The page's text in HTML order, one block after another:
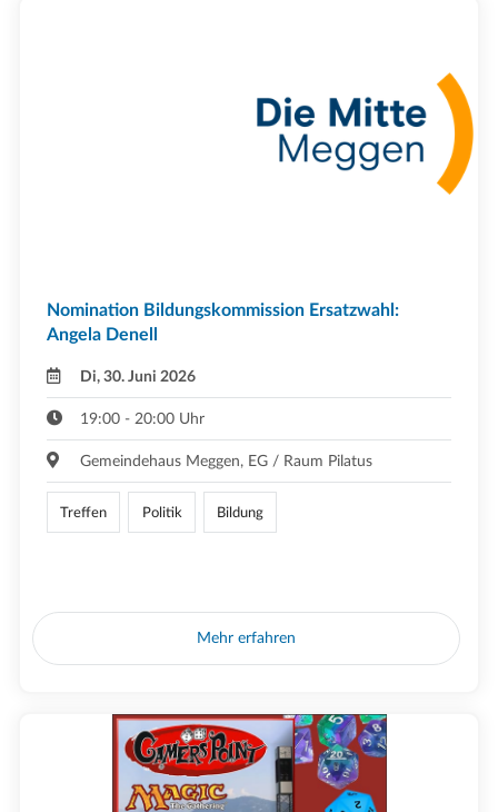
Nomination Bildungskommission Ersatzwahl:
Angela Denell
Di, 30. Juni 2026
19:00 - 20:00 Uhr
Gemeindehaus Meggen, EG / Raum Pilatus
Treffen Politik Bildung
Mehr erfahren